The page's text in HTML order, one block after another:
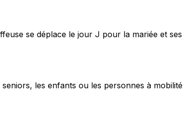
se déplace le jour J pour la mariée et ses
les enfants ou les personnes à mobilité